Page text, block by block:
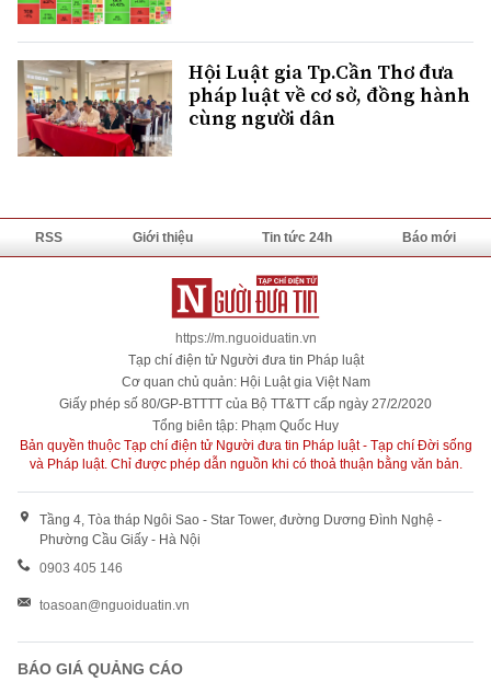
Hội Luật gia Tp.Cần Thơ đưa
pháp luật về cơ sở, đồng hành
cùng người dân
RSS Giới thiệu Tin tức 24h Báo mới
https://m.nguoiduatin.vn
Tạp chí điện tử Người đưa tin Pháp luật
Cơ quan chủ quản: Hội Luật gia Việt Nam
Giấy phép số 80/GP-BTTTT của Bộ TT&TT cấp ngày 27/2/2020
Tổng biên tập: Phạm Quốc Huy
Bản quyền thuộc Tạp chí điện tử Người đưa tin Pháp luật - Tạp chí Đời sống
và Pháp luật. Chỉ được phép dẫn nguồn khi có thoả thuận bằng văn bản.
Tầng 4, Tòa tháp Ngôi Sao - Star Tower, đường Dương Đình Nghệ -
Phường Cầu Giấy - Hà Nội
0903 405 146
toasoan@nguoiduatin.vn
BÁO GIÁ QUẢNG CÁO